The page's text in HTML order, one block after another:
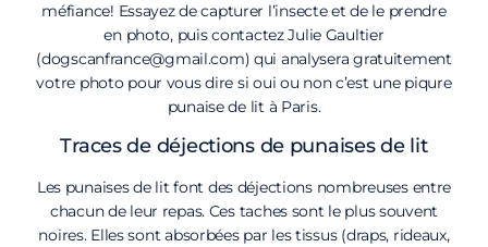
méfiance! Essayez de capturer l’insecte et de le prendre
en photo, puis contactez Julie Gaultier
(dogscanfrance@gmail.com) qui analysera gratuitement
votre photo pour vous dire si oui ou non c’est une piqure
punaise de lit à Paris.
Traces de déjections de punaises de lit
Les punaises de lit font des déjections nombreuses entre
chacun de leur repas. Ces taches sont le plus souvent
noires. Elles sont absorbées par les tissus (draps, rideaux,